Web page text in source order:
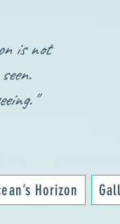
is not
Horizon